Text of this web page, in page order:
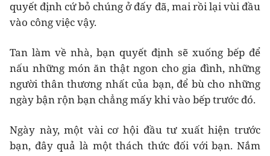
quyết định cứ bỏ chúng ở đấy đã, mai rồi lại vùi đầu
vào công việc vậy.
Tan làm về nhà, bạn quyết định sẽ xuống bếp để
nấu những món ăn thật ngon cho gia đình, những
người thân thương nhất của bạn, để bù cho những
ngày bận rộn bạn chẳng mấy khi vào bếp trước đó.
Ngày này, một vài cơ hội đầu tư xuất hiện trước
bạn, đây quả là một thách thức đối với bạn. Nắm